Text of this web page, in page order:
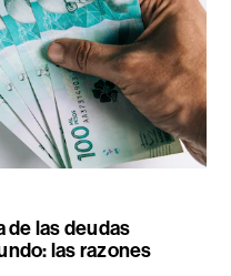
de las deudas
las razones